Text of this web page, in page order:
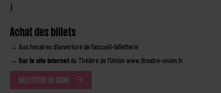
)
Achat des billets
→ Aux horaires d’ouverture de l’accueil-billetterie
→ Sur le site internet du Théâtre de l’Union www.theatre-union.fr
BILLETTERIE EN LIGNE